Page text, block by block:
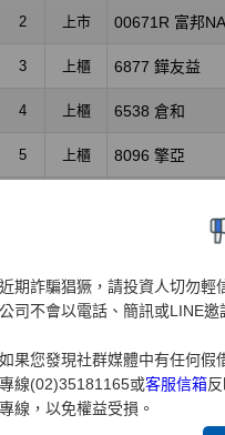
近期詐騙猖獗，請投資人切勿輕
公司不會以電話、簡訊或LINE邀
如果您發現社群媒體中有任何假
專線(02)35181165或客服信箱
專線，以免權益受損。